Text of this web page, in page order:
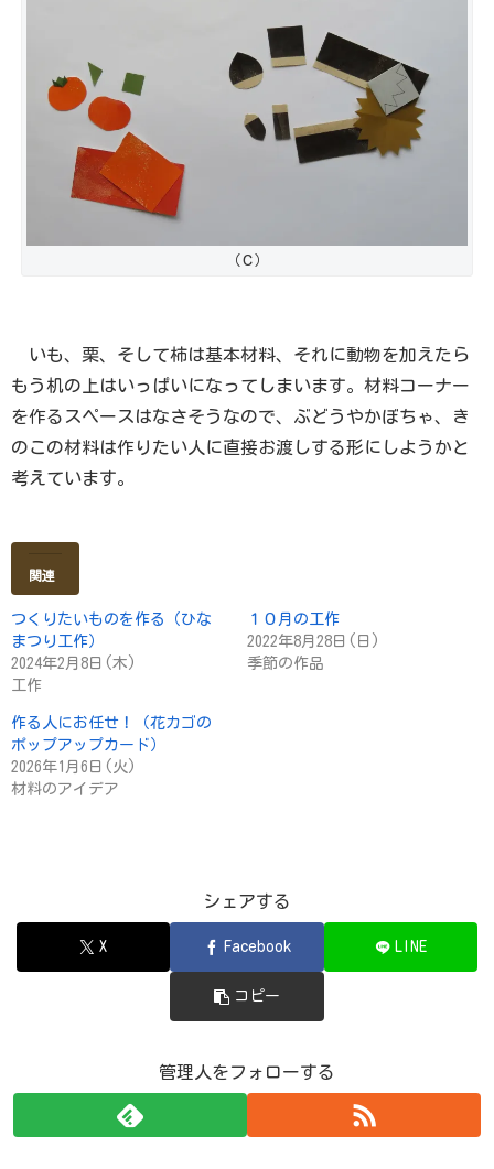
（Ｃ）
いも、栗、そして柿は基本材料、それに動物を加えたら
もう机の上はいっぱいになってしまいます。材料コーナー
を作るスペースはなさそうなので、ぶどうやかぼちゃ、き
のこの材料は作りたい人に直接お渡しする形にしようかと
考えています。
関連
つくりたいものを作る（ひな
まつり工作）
2024年2月8日(木)
工作
１０月の工作
2022年8月28日(日)
季節の作品
作る人にお任せ！（花カゴの
ポップアップカード）
2026年1月6日(火)
材料のアイデア
シェアする
X Facebook LINE
コピー
管理人をフォローする